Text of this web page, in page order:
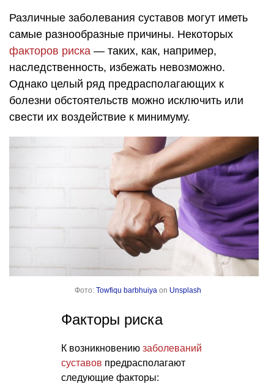
Различные заболевания суставов могут иметь
самые разнообразные причины. Некоторых
факторов риска — таких, как, например,
наследственность, избежать невозможно.
Однако целый ряд предрасполагающих к
болезни обстоятельств можно исключить или
свести их воздействие к минимуму.
Фото: Towfiqu barbhuiyaon Unsplash
Факторы риска
К возникновению заболеваний
суставов предрасполагают
следующие факторы: